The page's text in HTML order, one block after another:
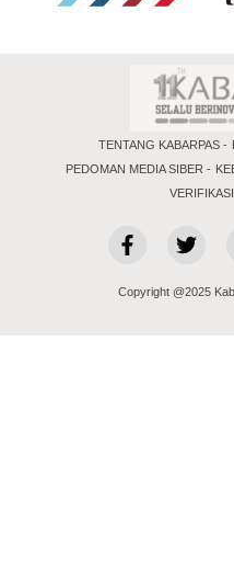
TENTANG KABARPAS
PEDOMAN MEDIA SIBER
Copyright @2025